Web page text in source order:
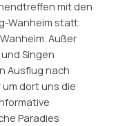
mit den
Wanheim statt.
Außer
Singen
Ausflug nach
dort uns die
Paradies